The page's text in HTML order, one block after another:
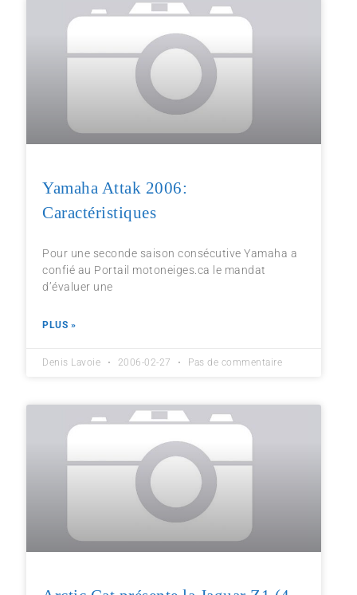
Yamaha Attak 2006:
Caractéristiques
Pour une seconde saison consécutive Yamaha a
confié au Portail motoneiges.ca le mandat
d’évaluer une
PLUS »
Denis Lavoie 2006-02-27 Pas de commentaire